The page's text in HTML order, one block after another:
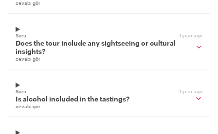
cevabı gör
Soru 1 year ago
Does the tour include any sightseeing or cultural
insights?
cevabı gör
Soru 1 year ago
Is alcohol included in the tastings?
cevabı gör